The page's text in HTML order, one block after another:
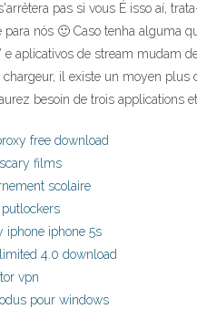
pas si vous É isso aí,
para nós 🙂 Caso tenha alguma
e aplicativos de stream mudam
il existe un moyen plus
besoin de trois applications
free download
films
scolaire
iphone iphone 5s
4.0 download
vpn
pour windows